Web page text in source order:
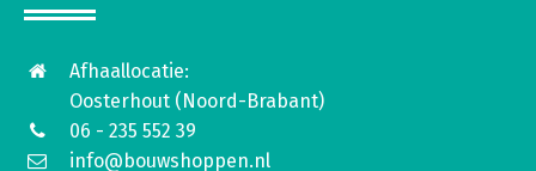
Afhaallocatie:
Oosterhout (Noord-Brabant)
06 - 235 552 39
info@bouwshoppen.nl